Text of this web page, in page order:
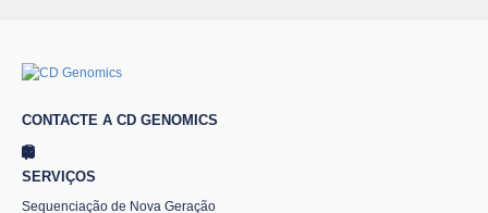
CONTACTE A CD GENOMICS
SERVIÇOS
Sequenciação de Nova Geração